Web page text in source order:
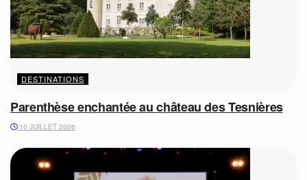
DESTINATIONS
Parenthèse enchantée au château des Tesnières
10 JUILLET 2026